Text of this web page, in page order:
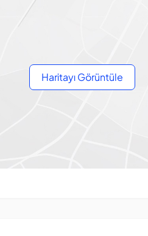
Haritayı Görüntüle